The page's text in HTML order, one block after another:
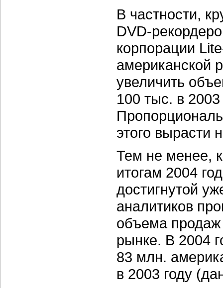
В частности,
DVD-
корпорации
американской
увеличить
100 тыс. в 2003
этого вырасти
Тем не менее,
итогам 2004
достигнутой
аналитиков
объема
рынке. В 2004
83 млн.
в 2003 году